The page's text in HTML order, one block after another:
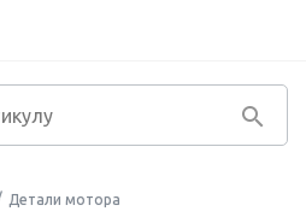
Детали мотора